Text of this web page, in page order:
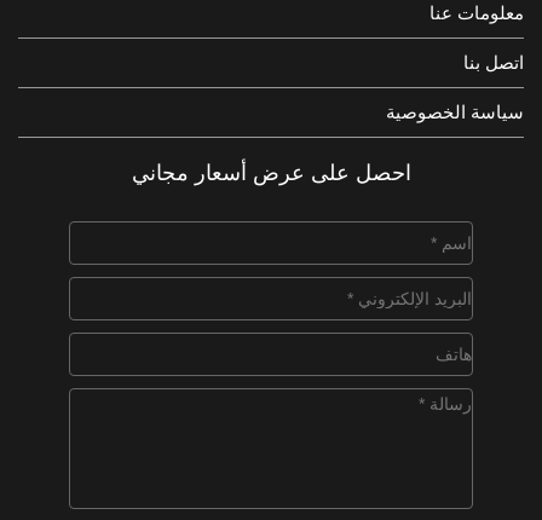
معلومات عنا
اتصل بنا
سياسة الخصوصية
احصل على عرض أسعار مجاني